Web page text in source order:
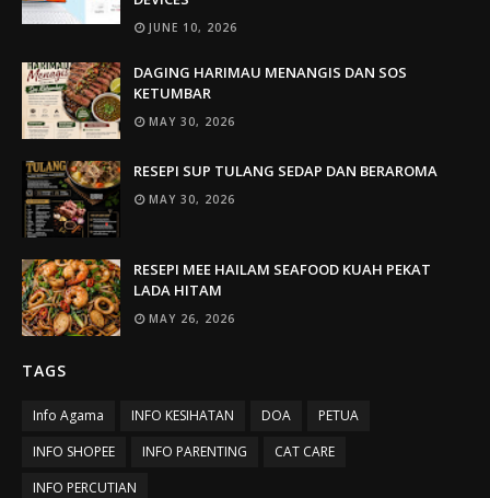
JUNE 10, 2026
DAGING HARIMAU MENANGIS DAN SOS
KETUMBAR
MAY 30, 2026
RESEPI SUP TULANG SEDAP DAN BERAROMA
MAY 30, 2026
RESEPI MEE HAILAM SEAFOOD KUAH PEKAT
LADA HITAM
MAY 26, 2026
TAGS
Info Agama INFO KESIHATAN DOA
PETUA
INFO SHOPEE
INFO PARENTING
CAT CARE
INFO PERCUTIAN